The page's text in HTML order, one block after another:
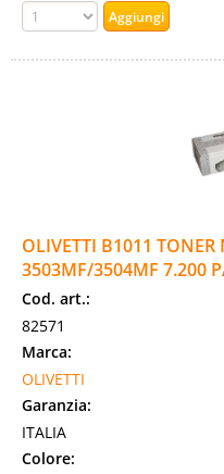
OLIVETTI B1011 TONER
3503MF/3504MF 7.200
Cod. art.:
82571
Marca:
OLIVETTI
Garanzia:
ITALIA
Colore: